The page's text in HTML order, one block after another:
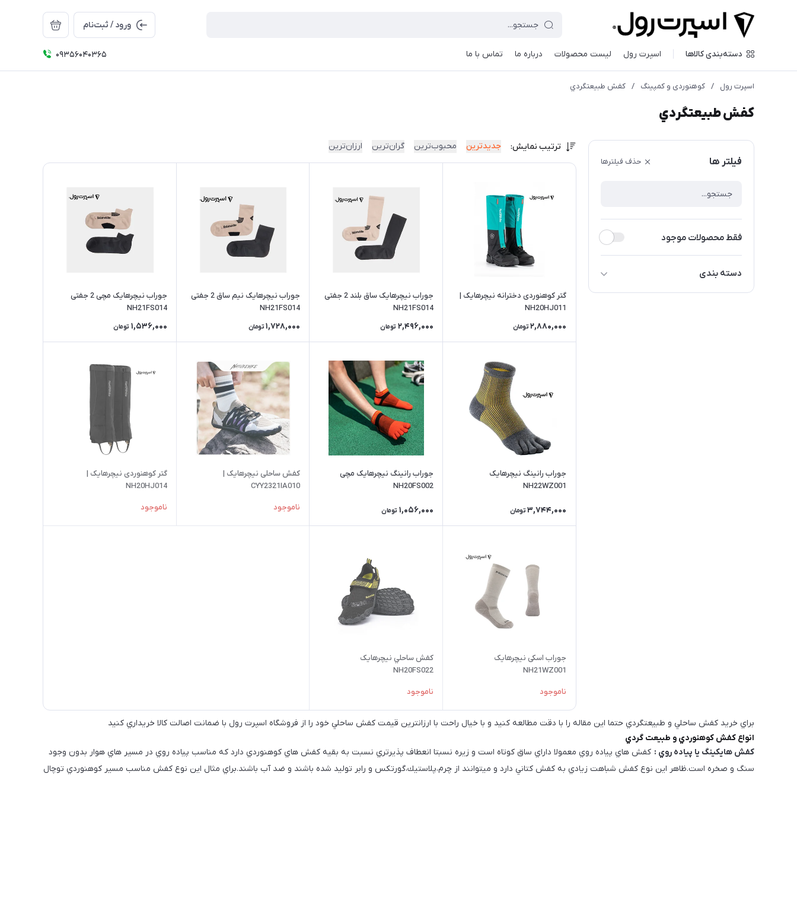
ورود / ثبت‌نام
دسته‌بندی کالاها اسپرت رول لیست محصولات درباره ما تماس با ما 09356040365
اسپرت رول / کوهنوردی و کمپینگ / كفش طبيعتگردي
كفش طبيعتگردي
فیلتر ها حذف فیلترها
فقط محصولات موجود
دسته بندی
گتر کوهنوردی
ترتیب نمایش: جدیدترین محبوب‌ترین گران‌ترین ارزان‌ترین
گتر کوهنوردی دخترانه نیچرهایک |
NH20HJ011
2,880,000 تومان
جوراب نیچرهایک ساق بلند 2 جفتی
NH21FS014
2,496,000 تومان
جوراب نیچرهایک نیم ساق 2 جفتی
NH21FS014
1,728,000 تومان
جوراب نیچرهایک مچی 2 جفتی
NH21FS014
1,536,000 تومان
جوراب رانینگ نیچرهایک
NH22WZ001
3,744,000 تومان
جوراب رانینگ نیچرهایک مچی
NH20FS002
1,056,000 تومان
کفش ساحلی نیچرهایک |
CYY2321IA010
ناموجود
گتر کوهنوردی نیچرهایک |
NH20HJ014
ناموجود
جوراب اسکی نیچرهایک
NH21WZ001
ناموجود
کفش ساحلي نیچرهایک
NH20FS022
ناموجود
براي خريد كفش ساحلي و طبيعتگردي حتما اين مقاله را با دقت مطالعه كنيد و با خيال راحت با ارزانترين قيمت كفش ساحلي خود را از فروشگاه اسپرت رول با ضمانت اصالت كالا خريداري كنيد
انواع كفش كوهنوردي و طبيعت گردي
كفش هايكينگ يا پياده روي : كفش هاي پياده روي معمولا داراي ساق كوتاه است و زيره نسبتا انعطاف پذيرتري نسبت به بقيه كفش هاي كوهنوردي دارد كه مناسب پياده روي در مسير هاي هوار بدون وجود
سنگ و صخره است.ظاهر اين نوع كفش شباهت زيادي به كفش كتاني دارد و ميتوانند از چرم،پلاستيك،گورتكس و رابر توليد شده باشند و ضد آب باشند.براي مثال اين نوع كفش مناسب مسير كوهنوردي توچال